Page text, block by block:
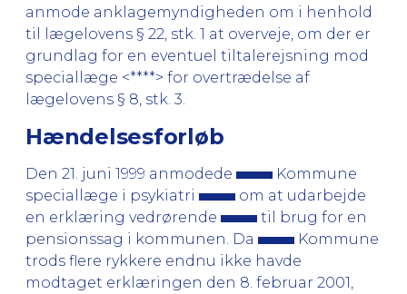
anmode anklagemyndigheden om i henhold
til lægelovens § 22, stk. 1 at overveje, om der er
grundlag for en eventuel tiltalerejsning mod
speciallæge <****> for overtrædelse af
lægelovens § 8, stk. 3.
Hændelsesforløb
Den 21. juni 1999 anmodede
Kommune
speciallæge i psykiatri
om at udarbejde
en erklæring vedrørende
til brug for en
pensionssag i kommunen. Da
Kommune
trods flere rykkere endnu ikke havde
modtaget erklæringen den 8. februar 2001,